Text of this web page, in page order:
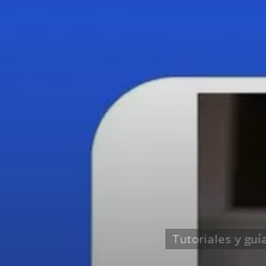
Tutoriales y